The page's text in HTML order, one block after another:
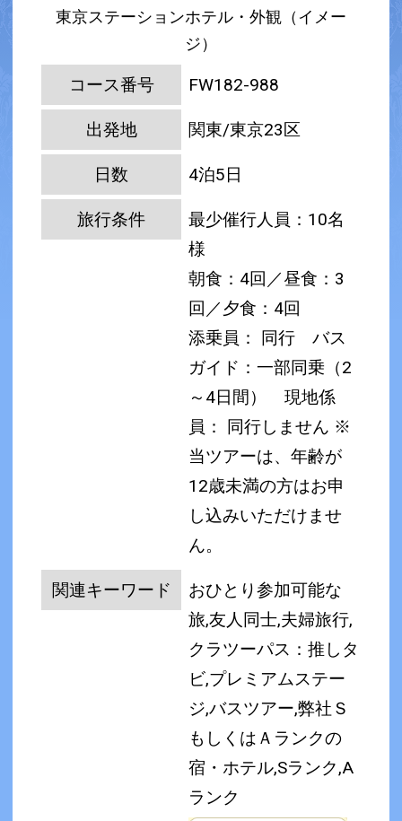
東京ステーションホテル・外観（イメー
ジ）
コース番号 FW182-988
出発地 関東/東京23区
日数 4泊5日
旅行条件
最少催行人員：10名
様
朝食：4回／昼食：3
回／夕食：4回
添乗員： 同行 バス
ガイド：一部同乗（2
～4日間）
現地係
員： 同行しません ※
当ツアーは、年齢が
12歳未満の方はお申
し込みいただけませ
ん。
関連キーワード
おひとり参加可能な
旅,友人同士,夫婦旅行,
クラツーパス：推しタ
ビ,プレミアムステー
ジ,バスツアー,弊社Ｓ
もしくはＡランクの
宿・ホテル,Sランク,A
ランク